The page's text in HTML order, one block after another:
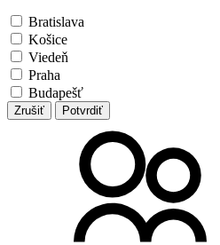
Bratislava
Košice
Viedeň
Praha
Budapešť
Zrušiť Potvrdiť